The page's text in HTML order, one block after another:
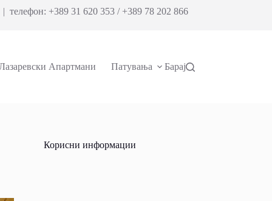
телефон: +389 31 620 353 / +389 78 202 866
Апартмани Патувања Барај
Корисни информации